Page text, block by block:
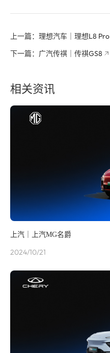
上一篇：理想汽车｜理想L8 Pro
下一篇：广汽传祺｜传祺GS8
相关资讯
上汽｜上汽MG名爵
2024/10/21